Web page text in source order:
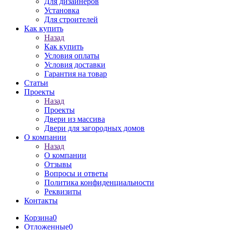
Установка
Для строителей
Как купить
Назад
Как купить
Условия оплаты
Условия доставки
Гарантия на товар
Статьи
Проекты
Назад
Проекты
Двери из массива
Двери для загородных домов
О компании
Назад
О компании
Отзывы
Вопросы и ответы
Политика конфиденциальности
Реквизиты
Контакты
Корзина0
Отложенные0